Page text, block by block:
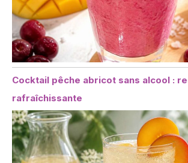
Cocktail pêche abricot sans alcool :
rafraîchissante